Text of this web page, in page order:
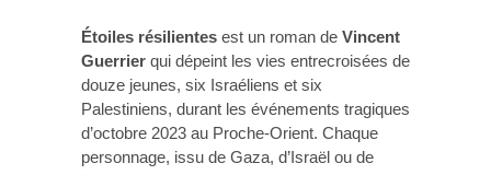
Étoiles résilientes est un roman de Vincent
Guerrier qui dépeint les vies entrecroisées de
douze jeunes, six Israéliens et six
Palestiniens, durant les événements tragiques
d’octobre 2023 au Proche-Orient. Chaque
personnage, issu de Gaza, d’Israël ou de